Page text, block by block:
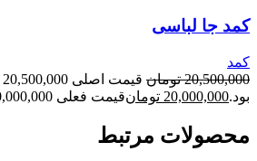
کمد جا لباسی
کمد
20,500,000 تومان
بود.20,000,000 تومانقیمت فعلی 20,000,000 تومان است.
محصولات مرتبط